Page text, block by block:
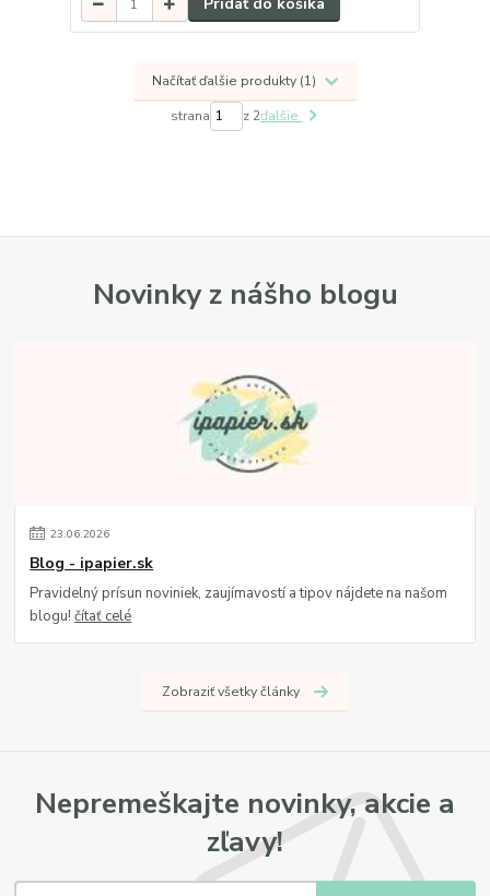
Pridať do košíka
Načítať ďalšie produkty (1)
strana z 2ďalšie
Novinky z nášho blogu
23.06.2026
Blog - ipapier.sk
Pravidelný prísun noviniek, zaujímavostí a tipov nájdete na našom
blogu!čítať celé
Zobraziť všetky články
Nepremeškajte novinky, akcie a
zľavy!